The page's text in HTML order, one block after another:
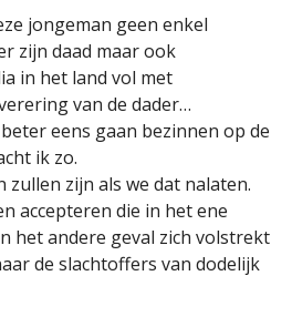
jongeman geen enkel
zijn daad maar ook
in het land vol met
van de dader…
eens gaan bezinnen op de
ik zo.
zullen zijn als we dat nalaten.
accepteren die in het ene
het andere geval zich volstrekt
de slachtoffers van dodelijk